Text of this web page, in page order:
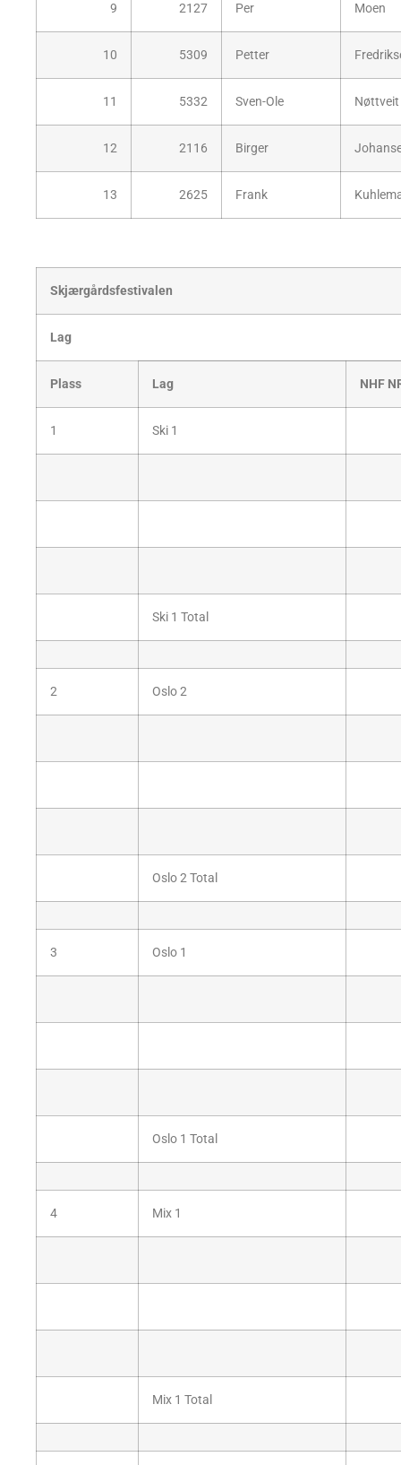
9 2127 Per Moen
10 5309 Petter
11 5332 Sven-Ole Nøttveit
12 2116 Birger
13 2625 Frank
Skjærgårdsfestivalen
Lag
Plass Lag NHF
1 Ski 1
Ski 1 Total
2 Oslo 2
Oslo 2 Total
3 Oslo 1
Oslo 1 Total
4 Mix 1
Mix 1 Total